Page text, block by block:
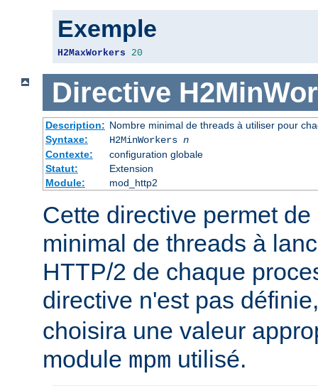
Exemple
H2MaxWorkers 20
Directive
Description: Nombre minimal de threads à utiliser pour
Syntaxe:
H2MinWorkers n
Contexte:
configuration globale
Statut:
Extension
Module:
mod_http2
Cette directive permet
minimal de threads à
HTTP/2 de chaque
directive n'est pas
choisira une valeur
module mpm utilisé.